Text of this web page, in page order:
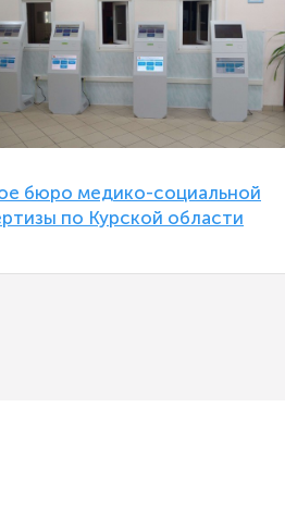
бюро медико-социальной
по Курской области